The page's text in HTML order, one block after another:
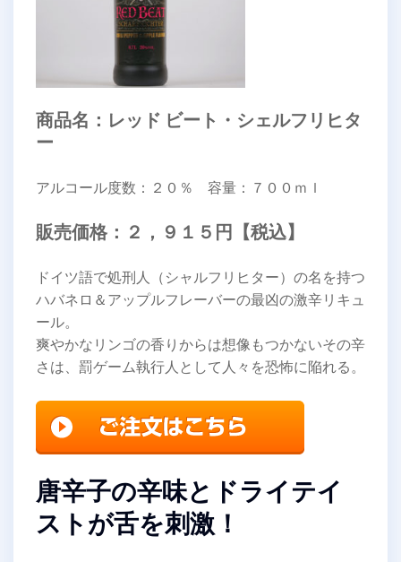
商品名：レッド ビート・シェルフリヒタ
ー
アルコール度数：２０％ 容量：７００ｍｌ
販売価格：２，９１５円【税込】
ドイツ語で処刑人（シャルフリヒター）の名を持つ
ハバネロ＆アップルフレーバーの最凶の激辛リキュ
ール。
爽やかなリンゴの香りからは想像もつかないその辛
さは、罰ゲーム執行人として人々を恐怖に陥れる。
唐辛子の辛味とドライテイ
ストが舌を刺激！